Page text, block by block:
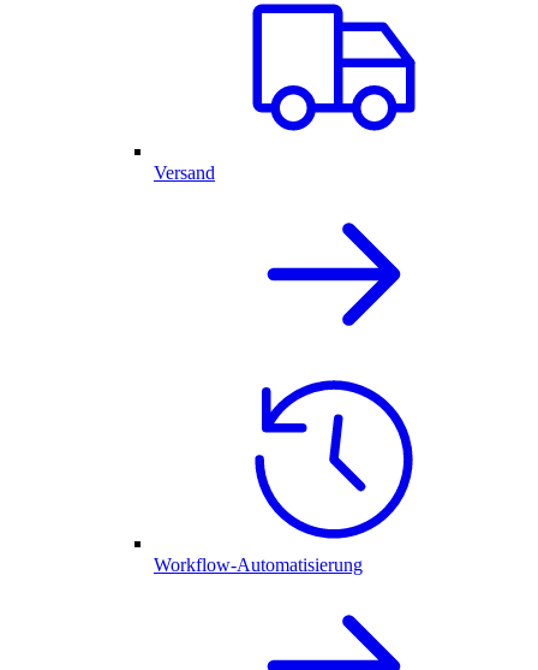
Versand
Workflow-Automatisierung